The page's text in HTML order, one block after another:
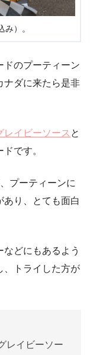
み）。
ドのプーティーン
ナダに来たら是非
レイビーソース と
です。
プーティーンに
あり、とても面白
どにもあるよう
、トライした方が
レイビーソー